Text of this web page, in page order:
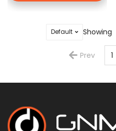
Showing
Prev 1